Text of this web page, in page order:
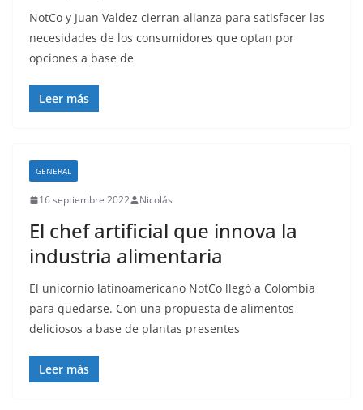
NotCo y Juan Valdez cierran alianza para satisfacer las
necesidades de los consumidores que optan por
opciones a base de
Leer más
GENERAL
16 septiembre 2022 Nicolás
El chef artificial que innova la
industria alimentaria
El unicornio latinoamericano NotCo llegó a Colombia
para quedarse. Con una propuesta de alimentos
deliciosos a base de plantas presentes
Leer más